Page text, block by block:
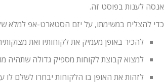
היזם
המצליח
אנסה לענות בפוסט זה.
כדי להצליח במשימתו, על יזם הסטארט-אפ למלא
להכיר באופן מעמיק את לקוחותיו ואת
למצוא קבוצת לקוחות מספיק גדולה שתהיה
לזהות את האופן בו הלקוחות יבחרו לשלם לו